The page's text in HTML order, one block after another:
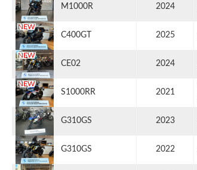
M1000R 2024
C400GT 2025
CE02 2024
S1000RR 2021
G310GS 2023
G310GS 2022